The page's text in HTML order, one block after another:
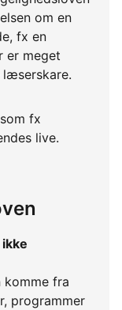
om en
fx en
er meget
fx
live.
komme fra
programmer